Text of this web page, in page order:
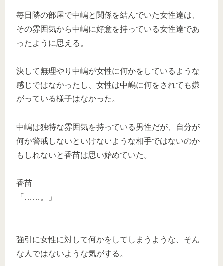
毎日隣の部屋で中嶋と関係を結んでいた女性達は、
その雰囲気から中嶋に好意を持っている女性達であ
ったように思える。
決して無理やり中嶋が女性に何かをしているような
感じではなかったし、女性は中嶋に何をされても嫌
がっている様子はなかった。
中嶋は独特な雰囲気を持っている男性だが、自分が
何か警戒しないといけないような相手ではないのか
もしれないと香苗は思い始めていた。
香苗
「……。」
強引に女性に対して何かをしてしまうような、そん
な人ではないような気がする。